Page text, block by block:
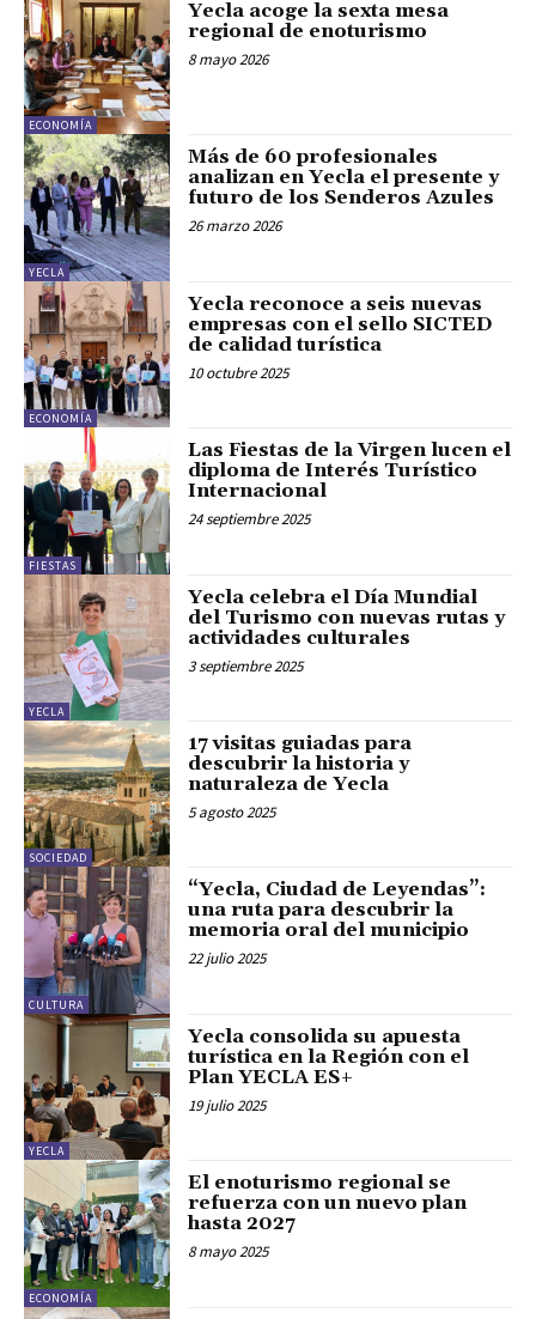
ECONOMÍA
Yecla acoge la sexta mesa
regional de enoturismo
8 mayo 2026
YECLA
Más de 60 profesionales
analizan en Yecla el presente y
futuro de los Senderos Azules
26 marzo 2026
ECONOMÍA
Yecla reconoce a seis nuevas
empresas con el sello SICTED
de calidad turística
10 octubre 2025
FIESTAS
Las Fiestas de la Virgen lucen el
diploma de Interés Turístico
Internacional
24 septiembre 2025
YECLA
Yecla celebra el Día Mundial
del Turismo con nuevas rutas y
actividades culturales
3 septiembre 2025
SOCIEDAD
17 visitas guiadas para
descubrir la historia y
naturaleza de Yecla
5 agosto 2025
CULTURA
“Yecla, Ciudad de Leyendas”:
una ruta para descubrir la
memoria oral del municipio
22 julio 2025
YECLA
Yecla consolida su apuesta
turística en la Región con el
Plan YECLA ES+
19 julio 2025
ECONOMÍA
El enoturismo regional se
refuerza con un nuevo plan
hasta 2027
8 mayo 2025